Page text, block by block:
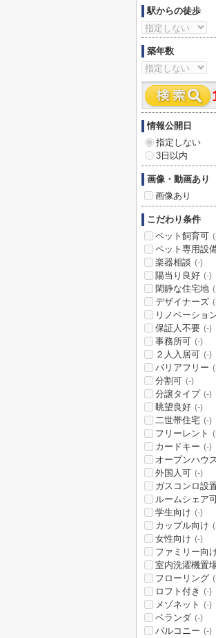
駅からの徒歩
築年数
情報公開日
指定しない
3日以内
画像・動画あり
画像あり
こだわり条件
ペット飼育可
ペット専用設
楽器相談 (-)
陽当り良好 (-)
閑静な住宅地
デザイナーズ
リノベーショ
保証人不要 (-)
事務所可 (-)
２人入居可 (-)
バリアフリー
分割可 (-)
分譲タイプ (-)
眺望良好 (-)
二世帯住宅 (-)
フリーレント
カードキー (-)
オープンハウ
外国人可 (-)
ガスコンロ設
ルームシェア
学生向け (-)
カップル向け
女性向け (-)
ファミリー向
室内洗濯機置
フローリング
ロフト付き (-)
メゾネット (-)
ベランダ (-)
バルコニー (-)